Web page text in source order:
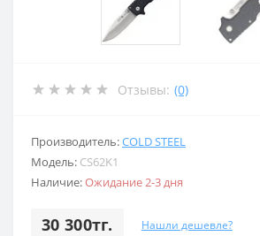
Отзывы: (0)
Производитель:COLD STEEL
Модель: CS62K1
Наличие:Ожидание 2-3 дня
30 300тг. Нашли дешевле?